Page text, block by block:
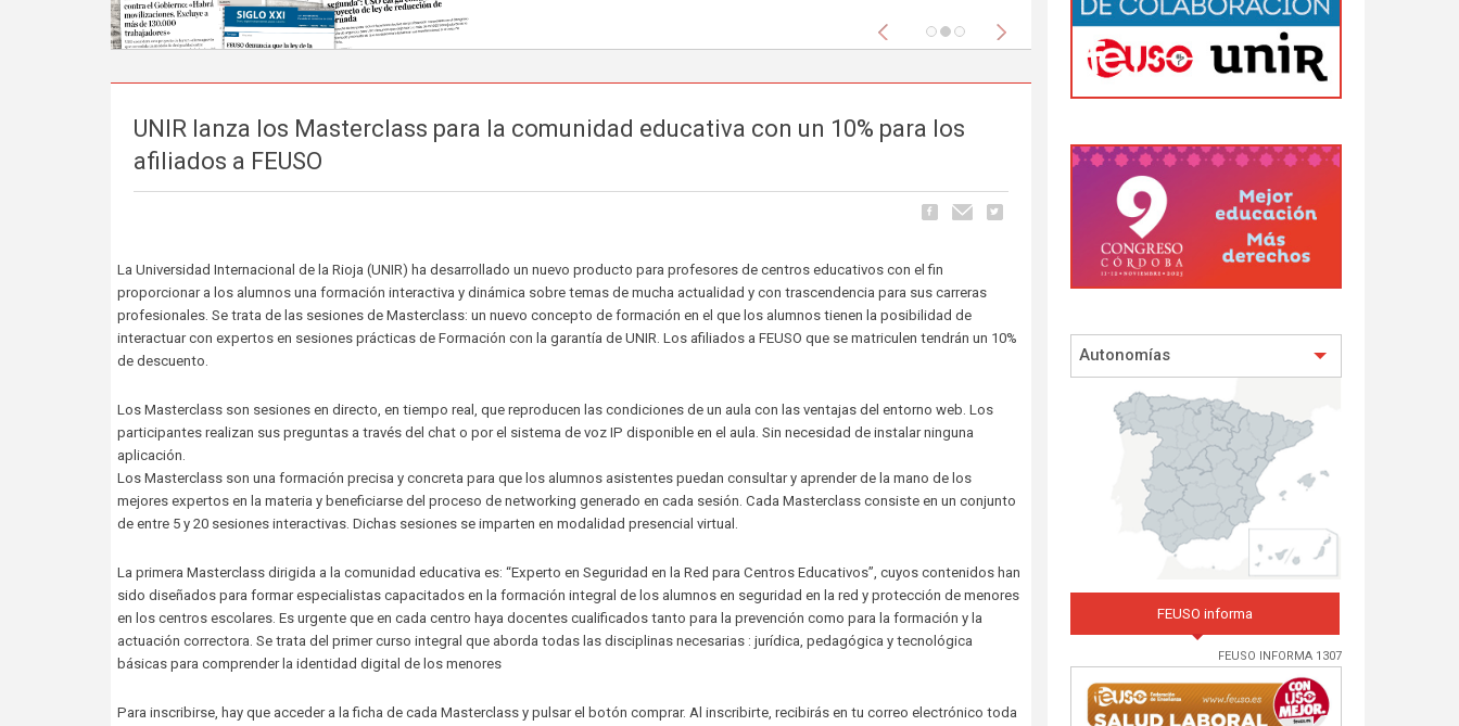
Anterior Siguiente
UNIR lanza los Masterclass para la comunidad educativa con un 10% para los
afiliados a FEUSO
La Universidad Internacional de la Rioja (UNIR) ha desarrollado un nuevo producto para profesores de centros educativos con el fin
proporcionar a los alumnos una formación interactiva y dinámica sobre temas de mucha actualidad y con trascendencia para sus carreras
profesionales. Se trata de las sesiones de Masterclass: un nuevo concepto de formación en el que los alumnos tienen la posibilidad de
interactuar con expertos en sesiones prácticas de Formación con la garantía de UNIR. Los afiliados a FEUSO que se matriculen tendrán un 10%
de descuento.
Los Masterclass son sesiones en directo, en tiempo real, que reproducen las condiciones de un aula con las ventajas del entorno web. Los
participantes realizan sus preguntas a través del chat o por el sistema de voz IP disponible en el aula. Sin necesidad de instalar ninguna
aplicación.
Los Masterclass son una formación precisa y concreta para que los alumnos asistentes puedan consultar y aprender de la mano de los
mejores expertos en la materia y beneficiarse del proceso de networking generado en cada sesión. Cada Masterclass consiste en un conjunto
de entre 5 y 20 sesiones interactivas. Dichas sesiones se imparten en modalidad presencial virtual.
La primera Masterclass dirigida a la comunidad educativa es: “Experto en Seguridad en la Red para Centros Educativos”, cuyos contenidos han
sido diseñados para formar especialistas capacitados en la formación integral de los alumnos en seguridad en la red y protección de menores
en los centros escolares. Es urgente que en cada centro haya docentes cualificados tanto para la prevención como para la formación y la
actuación correctora. Se trata del primer curso integral que aborda todas las disciplinas necesarias : jurídica, pedagógica y tecnológica
básicas para comprender la identidad digital de los menores
Para inscribirse, hay que acceder a la ficha de cada Masterclass y pulsar el botón comprar. Al inscribirte, recibirás en tu correo electrónico toda
Autonomías
FEUSO informa
FEUSO INFORMA 1307